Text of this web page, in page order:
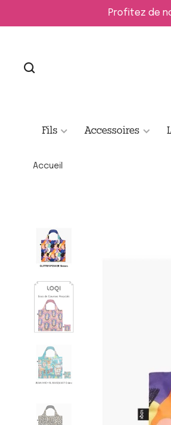
Profitez de
Fils Accessoires
Accueil